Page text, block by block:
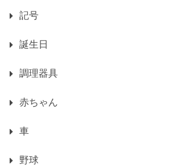
記号
誕生日
調理器具
赤ちゃん
車
野球